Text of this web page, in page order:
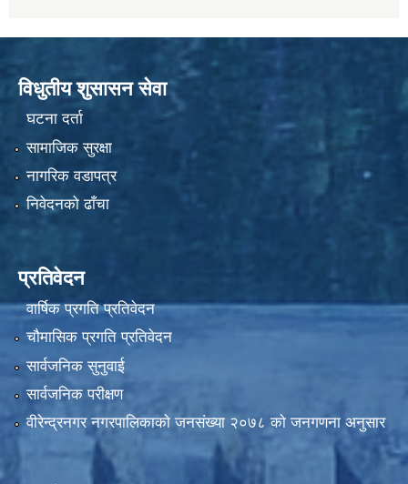
विधुतीय शुसासन सेवा
घटना दर्ता
सामाजिक सुरक्षा
नागरिक वडापत्र
निवेदनको ढाँचा
प्रतिवेदन
वार्षिक प्रगति प्रतिवेदन
चौमासिक प्रगति प्रतिवेदन
सार्वजनिक सुनुवाई
सार्वजनिक परीक्षण
वीरेन्द्रनगर नगरपालिकाकाे जनसंख्या २०७८ काे जनगणना अनुसार